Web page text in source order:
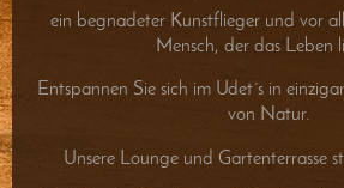
ein begnadeter Kunstflieger und vor
Mensch, der das Leben
Entspannen Sie sich im Udet´s in
von Natur.
Unsere Lounge und Gartenterrasse